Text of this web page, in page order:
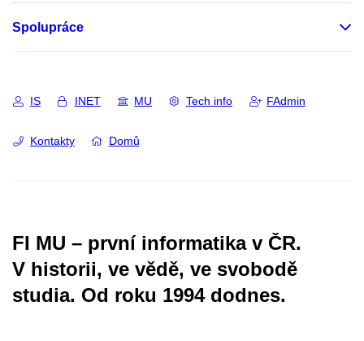
Spolupráce
IS INET MU Tech info FAdmin
Kontakty Domů
FI MU – první informatika v ČR.
V historii, ve vědě, ve svobodě
studia. Od roku 1994 dodnes.